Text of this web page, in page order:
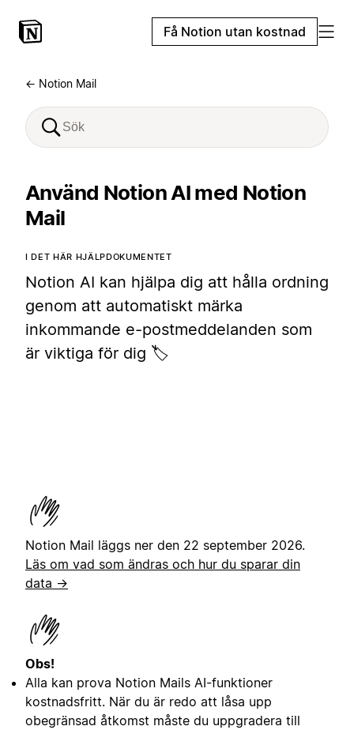
Få Notion utan kostnad
← Notion Mail
Använd Notion AI med Notion
Mail
I DET HÄR HJÄLPDOKUMENTET
Notion AI kan hjälpa dig att hålla ordning
genom att automatiskt märka
inkommande e-postmeddelanden som
är viktiga för dig 🏷️
Notion Mail läggs ner den 22 september 2026.
Läs om vad som ändras och hur du sparar din
data →
Obs!
Alla kan prova Notion Mails AI-funktioner
kostnadsfritt. När du är redo att låsa upp
obegränsad åtkomst måste du uppgradera till